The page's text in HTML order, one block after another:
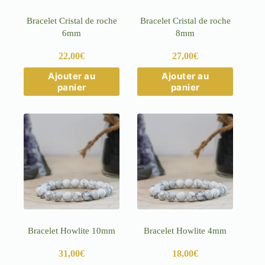
Bracelet Cristal de roche
6mm
22,00€
Ajouter au
panier
Ce
produit
a
variations.
options
peuvent
être
sur
la
page
du
Bracelet Cristal de roche
8mm
27,00€
Ajouter au
panier
Ce
produit
a
variations.
options
peuvent
être
sur
la
page
du
Bracelet Howlite 10mm
31,00€
Bracelet Howlite 4mm
18,00€